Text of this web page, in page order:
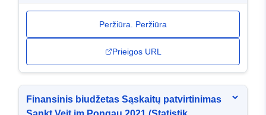
Peržiūra. Peržiūra
Prieigos URL
Finansinis biudžetas Sąskaitų patvirtinimas